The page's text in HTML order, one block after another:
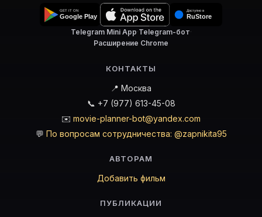
Telegram Mini App·Telegram-бот·
Расширение Chrome
КОНТАКТЫ
📍 Москва
📞 +7 (977) 613-45-08
✉️ movie-planner-bot@yandex.com
💬 По вопросам сотрудничества: @zapnikita95
АВТОРАМ
Добавить фильм
ПУБЛИКАЦИИ